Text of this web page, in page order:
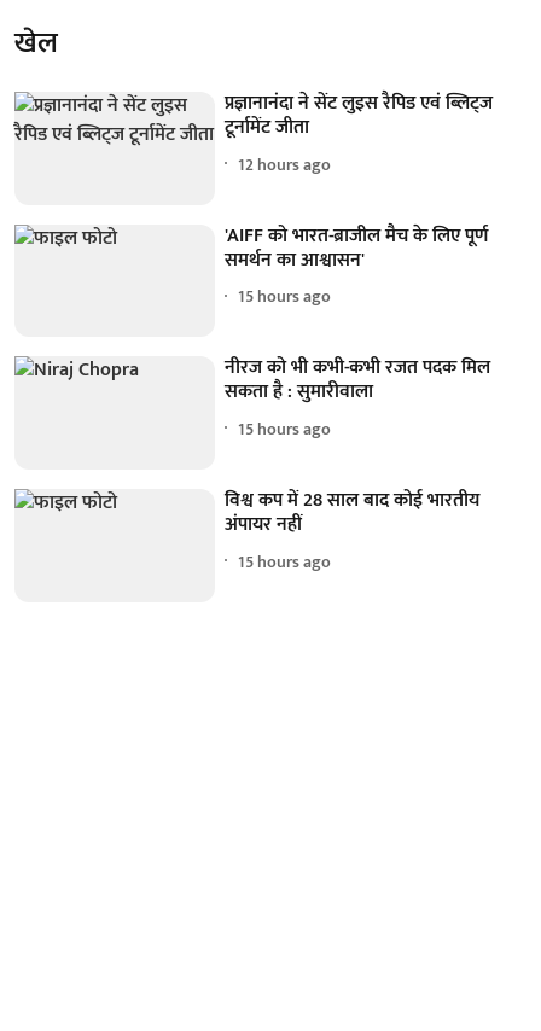
खेल
प्रज्ञानानंदा ने सेंट लुइस रैपिड एवं ब्लिट्ज
टूर्नामेंट जीता
12 hours ago
'AIFF को भारत-ब्राजील मैच के लिए पूर्ण
समर्थन का आश्वासन'
15 hours ago
नीरज को भी कभी-कभी रजत पदक मिल
सकता है : सुमारीवाला
15 hours ago
विश्व कप में 28 साल बाद कोई भारतीय
अंपायर नहीं
15 hours ago